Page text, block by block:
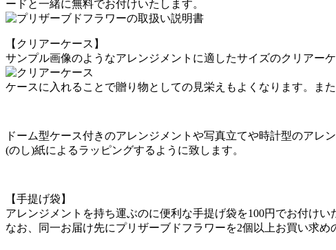
ードと一緒に無料でお付けいたします。
【クリアーケース】
サンプル画像のようなアレンジメントに適したサイズのクリアー
ケースに入れることで贈り物としての見栄えもよくなります。ま
ドーム型ケース付きのアレンジメントや写真立てや時計型のア
(のし)紙によるラッピングするように致します。
【手提げ袋】
アレンジメントを持ち運ぶのに便利な手提げ袋を100円でお付けい
なお、同一お届け先にプリザーブドフラワーを2個以上お買い求め